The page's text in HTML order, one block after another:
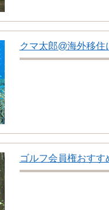
クマ太郎@海外移
ゴルフ会員権おすす